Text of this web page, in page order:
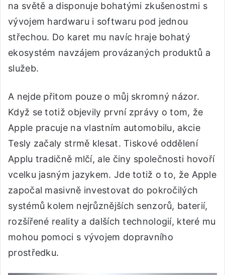
na světě a disponuje bohatými zkušenostmi s
vývojem hardwaru i softwaru pod jednou
střechou. Do karet mu navíc hraje bohatý
ekosystém navzájem provázaných produktů a
služeb.
A nejde přitom pouze o můj skromný názor.
Když se totiž objevily první zprávy o tom, že
Apple pracuje na vlastním automobilu, akcie
Tesly začaly strmě klesat. Tiskové oddělení
Applu tradičně mlčí, ale činy společnosti hovoří
vcelku jasným jazykem. Jde totiž o to, že Apple
započal masivně investovat do pokročilých
systémů kolem nejrůznějších senzorů, baterií,
rozšířené reality a dalších technologií, které mu
mohou pomoci s vývojem dopravního
prostředku.